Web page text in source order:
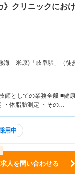
》クリニックにお
海－米原)「岐阜駅」（
師としての業務全般 ■健
・体脂肪測定 ・その…
用中
人を問い合わせる